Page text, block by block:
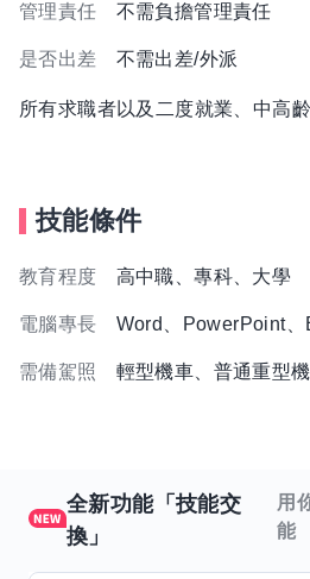
管理責任 不需負擔管理責任
是否出差 不需出差/外派
所有求職者以及二度就業、中高齡
技能條件
教育程度 高中職、專科、大學
電腦專長 Word、PowerPoint、
需備駕照 輕型機車、普通重型
全新功能「技能交
換」
用
能